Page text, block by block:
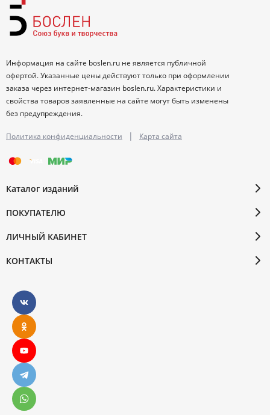
Информация на сайте boslen.ru не является публичной
офертой. Указанные цены действуют только при оформлении
заказа через интернет-магазин boslen.ru. Характеристики и
свойства товаров заявленные на сайте могут быть изменены
без предупреждения.
Политика конфиденциальности | Карта сайта
Каталог изданий
ПОКУПАТЕЛЮ
ЛИЧНЫЙ КАБИНЕТ
КОНТАКТЫ